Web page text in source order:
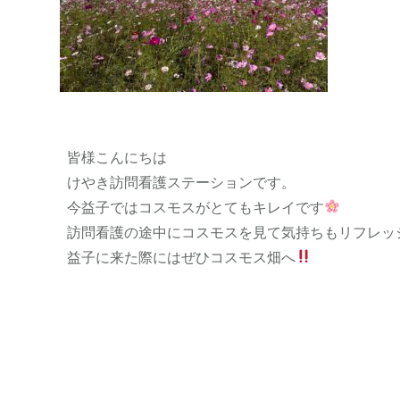
皆様こんにちは
けやき訪問看護ステーションです。
今益子ではコスモスがとてもキレイです
訪問看護の途中にコスモスを見て気持ちもリフレッ
益子に来た際にはぜひコスモス畑へ